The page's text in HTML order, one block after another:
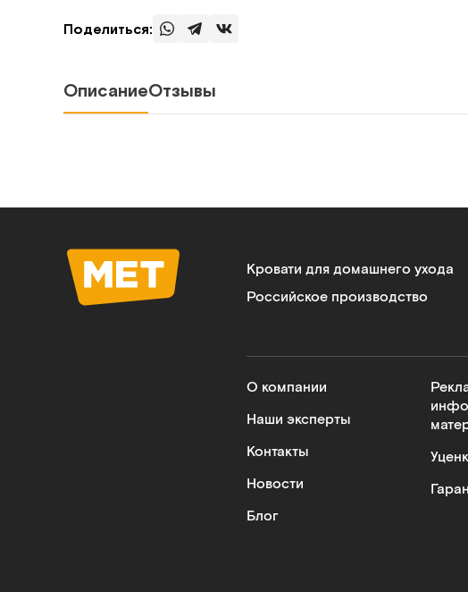
Поделиться:
ОписаниеОтзывы
Кровати для домашнего ухода
Российское производство
О компании
Наши эксперты
Контакты
Новости
Блог